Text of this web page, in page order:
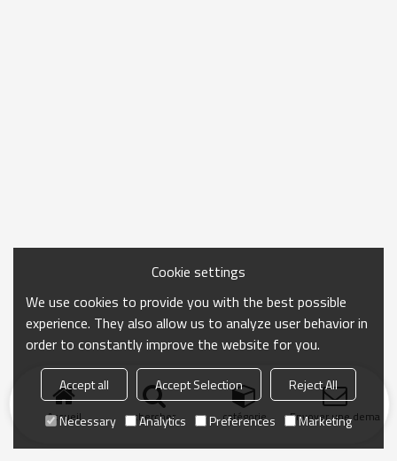
Accueil chercher catégorie Envoyer une
Cookie settings
We use cookies to provide you with the best possible
experience. They also allow us to analyze user behavior in
order to constantly improve the website for you.
Accept all Accept Selection
Reject All
Necessary
Analytics Preferences Marketing